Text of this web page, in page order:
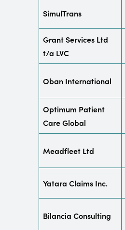
SimulTrans
Grant Services Ltd
t/a LVC
Oban International
Optimum Patient
Care Global
Meadfleet Ltd
Yatara Claims Inc.
Bilancia Consulting